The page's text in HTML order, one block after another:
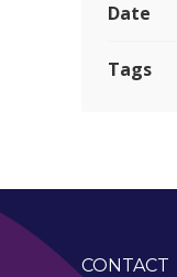
Date
Tags
CONTACT